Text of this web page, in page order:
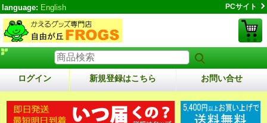
language: English PCサイト
ログイン 新規登録はこちら お問い合せ